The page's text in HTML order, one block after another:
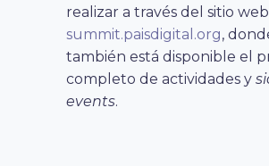
realizar a través del sitio web
summit.paisdigital.org,
también está disponible el
completo de actividades y
events.